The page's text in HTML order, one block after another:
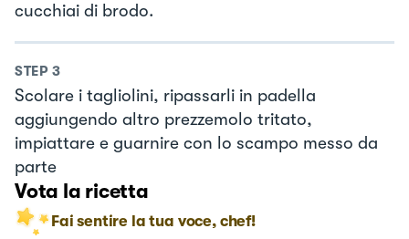
cucchiai di brodo.
STEP 3
Scolare i tagliolini, ripassarli in padella
aggiungendo altro prezzemolo tritato,
impiattare e guarnire con lo scampo messo da
parte
Vota la ricetta
Fai sentire la tua voce, chef!